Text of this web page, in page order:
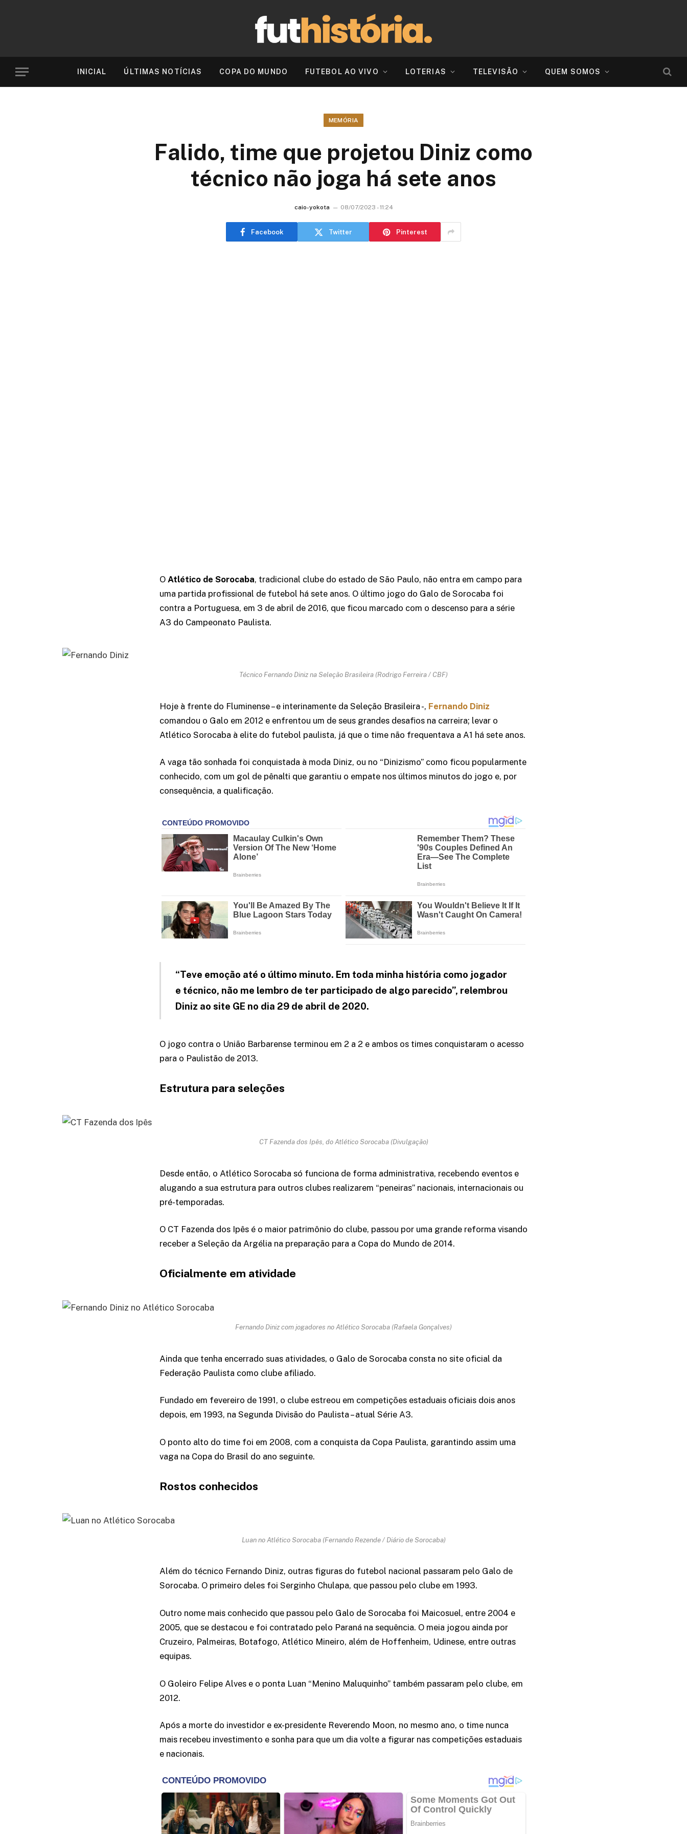
INICIAL ÚLTIMAS NOTÍCIAS COPA DO MUNDO FUTEBOL AO VIVO LOTERIAS TELEVISÃO QUEM SOMOS
MEMÓRIA
Falido, time que projetou Diniz como
técnico não joga há sete anos
caio-yokota 08/07/2023 - 11:24
Facebook Twitter Pinterest
O Atlético de Sorocaba, tradicional clube do estado de São Paulo, não entra em campo para
uma partida profissional de futebol há sete anos. O último jogo do Galo de Sorocaba foi
contra a Portuguesa, em 3 de abril de 2016, que ficou marcado com o descenso para a série
A3 do Campeonato Paulista.
Técnico Fernando Diniz na Seleção Brasileira (Rodrigo Ferreira / CBF)
Hoje à frente do Fluminense – e interinamente da Seleção Brasileira -, Fernando Diniz
comandou o Galo em 2012 e enfrentou um de seus grandes desafios na carreira; levar o
Atlético Sorocaba à elite do futebol paulista, já que o time não frequentava a A1 há sete anos.
A vaga tão sonhada foi conquistada à moda Diniz, ou no “Dinizismo” como ficou popularmente
conhecido, com um gol de pênalti que garantiu o empate nos últimos minutos do jogo e, por
consequência, a qualificação.
“Teve emoção até o último minuto. Em toda minha história como jogador
e técnico, não me lembro de ter participado de algo parecido”, relembrou
Diniz ao site GE no dia 29 de abril de 2020.
O jogo contra o União Barbarense terminou em 2 a 2 e ambos os times conquistaram o acesso
para o Paulistão de 2013.
Estrutura para seleções
CT Fazenda dos Ipês, do Atlético Sorocaba (Divulgação)
Desde então, o Atlético Sorocaba só funciona de forma administrativa, recebendo eventos e
alugando a sua estrutura para outros clubes realizarem “peneiras” nacionais, internacionais ou
pré-temporadas.
O CT Fazenda dos Ipês é o maior patrimônio do clube, passou por uma grande reforma visando
receber a Seleção da Argélia na preparação para a Copa do Mundo de 2014.
Oficialmente em atividade
Fernando Diniz com jogadores no Atlético Sorocaba (Rafaela Gonçalves)
Ainda que tenha encerrado suas atividades, o Galo de Sorocaba consta no site oficial da
Federação Paulista como clube afiliado.
Fundado em fevereiro de 1991, o clube estreou em competições estaduais oficiais dois anos
depois, em 1993, na Segunda Divisão do Paulista – atual Série A3.
O ponto alto do time foi em 2008, com a conquista da Copa Paulista, garantindo assim uma
vaga na Copa do Brasil do ano seguinte.
Rostos conhecidos
Luan no Atlético Sorocaba (Fernando Rezende / Diário de Sorocaba)
Além do técnico Fernando Diniz, outras figuras do futebol nacional passaram pelo Galo de
Sorocaba. O primeiro deles foi Serginho Chulapa, que passou pelo clube em 1993.
Outro nome mais conhecido que passou pelo Galo de Sorocaba foi Maicosuel, entre 2004 e
2005, que se destacou e foi contratado pelo Paraná na sequência. O meia jogou ainda por
Cruzeiro, Palmeiras, Botafogo, Atlético Mineiro, além de Hoffenheim, Udinese, entre outras
equipas.
O Goleiro Felipe Alves e o ponta Luan “Menino Maluquinho” também passaram pelo clube, em
2012.
Após a morte do investidor e ex-presidente Reverendo Moon, no mesmo ano, o time nunca
mais recebeu investimento e sonha para que um dia volte a figurar nas competições estaduais
e nacionais.